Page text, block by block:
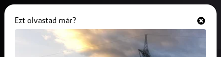
Ezt olvastad már?